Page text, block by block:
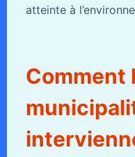
atteinte à
Comment